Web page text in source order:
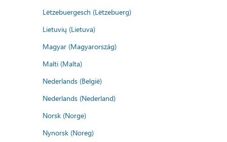
Lëtzebuergesch (Lëtzebuerg)
Lietuvių (Lietuva)
Magyar (Magyarország)
Malti (Malta)
Nederlands (België)
Nederlands (Nederland)
Norsk (Norge)
Nynorsk (Noreg)